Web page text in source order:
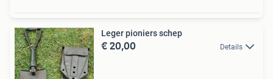
Leger pioniers schep
€ 20,00 Details